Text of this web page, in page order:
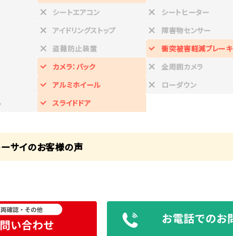
シートエアコン シートヒーター
アイドリングストップ 障害物センサー
盗難防止装置 衝突被害軽減ブレーキ
カメラ：バック 全周囲カメラ
アルミホイール ローダウン
スライドドア
サイのお客様の声